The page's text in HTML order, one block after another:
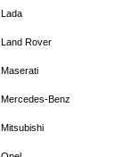
Lada
Land Rover
Maserati
Mercedes-Benz
Mitsubishi